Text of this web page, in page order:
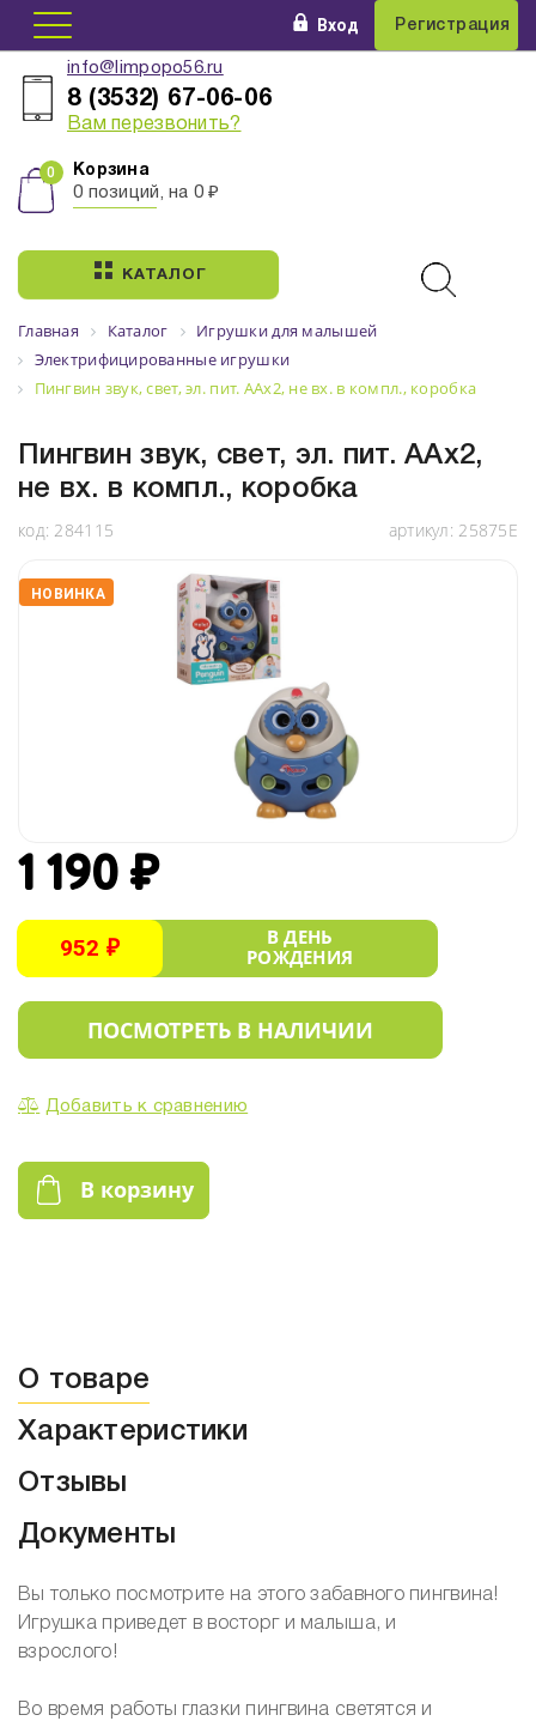
Вход Регистрация
info@limpopo56.ru
8 (3532) 67-06-06
Вам перезвонить?
Корзина
0 позиций, на 0 ₽
КАТАЛОГ
Главная Каталог
Игрушки для малышей
Электрифицированные игрушки
Пингвин звук, свет, эл. пит. ААх2, не вх. в компл., коробка
Пингвин звук, свет, эл. пит. ААх2,
не вх. в компл., коробка
код: 284115 артикул: 25875E
НОВИНКА
1 190 ₽
952 ₽
В ДЕНЬ
РОЖДЕНИЯ
ПОСМОТРЕТЬ В НАЛИЧИИ
Добавить к сравнению
В корзину
О товаре
Характеристики
Отзывы
Документы
Вы только посмотрите на этого забавного пингвина!
Игрушка приведет в восторг и малыша, и
взрослого!
Во время работы глазки пингвина светятся и